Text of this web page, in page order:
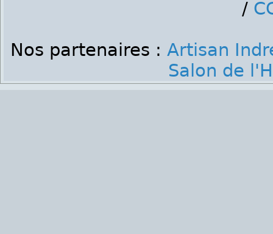
/
Nos partenaires : Artisan
Salon de